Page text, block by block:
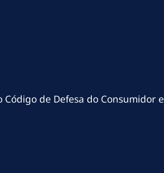
de Defesa do Consumidor e